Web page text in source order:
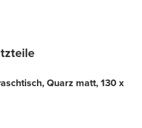
Quarz matt, 130 x